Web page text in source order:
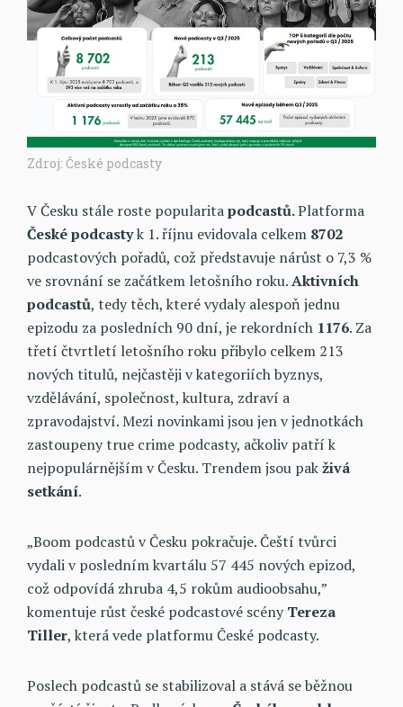
Zdroj: České podcasty
V Česku stále roste popularitapodcastů.Platforma
České podcastyk 1. říjnu evidovala celkem 8702
podcastových pořadů, což představuje nárůst o 7,3 %
ve srovnání se začátkem letošního roku.Aktivních
podcastů, tedy těch, které vydaly alespoň jednu
epizodu za posledních 90 dní, je rekordních 1176. Za
třetí čtvrtletí letošního roku přibylo celkem 213
nových titulů, nejčastěji v kategoriích byznys,
vzdělávání, společnost, kultura, zdraví a
zpravodajství. Mezi novinkami jsou jen v jednotkách
zastoupeny true crime podcasty, ačkoliv patří k
nejpopulárnějším v Česku. Trendem jsou pakživá
setkání.
„Boom podcastů v Česku pokračuje. Čeští tvůrci
vydali v posledním kvartálu 57 445 nových epizod,
což odpovídá zhruba 4,5 rokům audioobsahu,”
komentuje růst české podcastové scényTereza
Tiller, která vede platformu České podcasty.
Poslech podcastů se stabilizoval a stává se běžnou